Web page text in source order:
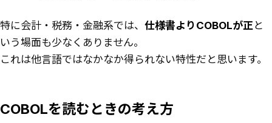
特に会計・税務・金融系では、 仕様書よりCOBOLが正と
いう場面も少なくありません。
これは他言語ではなかなか得られない特性だと思います。
COBOLを読むときの考え方